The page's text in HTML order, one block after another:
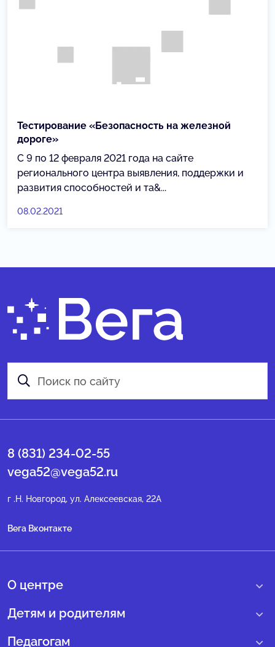
Тестирование «Безопасность на железной
дороге»
С 9 по 12 февраля 2021 года на сайте
регионального центра выявления, поддержки и
развития способностей и та&...
08.02.2021
8 (831) 234-02-55
vega52@vega52.ru
г .Н. Новгород, ул. Алексеевская, 22А
Вега Вконтакте
О центре
О нас
Детям и родителям
Учебные интенсивные сборы
Педагогам